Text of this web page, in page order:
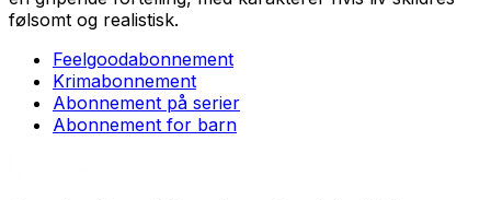
følsomt og realistisk.
Feelgoodabonnement
Krimabonnement
Abonnement på serier
Abonnement for barn